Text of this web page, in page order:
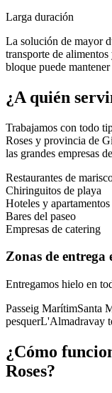
Larga duración
La solución de mayor
transporte de
bloque puede
¿A quién
Trabajamos con todo
Roses y provincia de
las grandes empresas
Restaurantes de
Chiringuitos de playa
Hoteles y
Bares del paseo
Empresas de catering
Zonas de entrega
Entregamos hielo en
Passeig MarítimSanta
pesquerL'Almadravay
¿Cómo
Roses?